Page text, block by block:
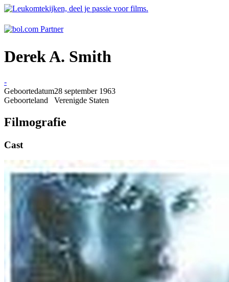
Derek A. Smith
-
Geboortedatum28 september 1963
Geboorteland
Verenigde Staten
Filmografie
Cast